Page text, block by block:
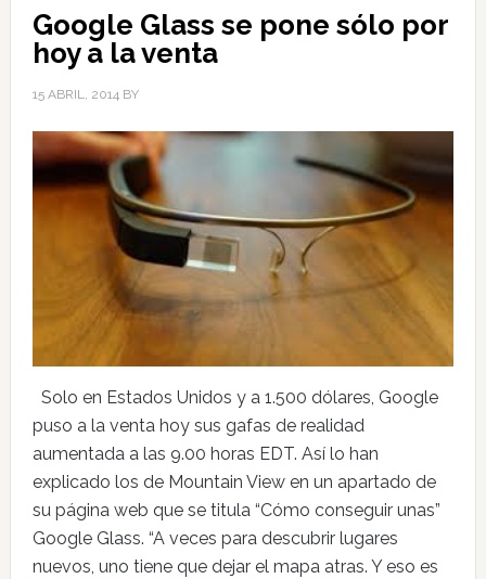
Google Glass se pone sólo por
hoy a la venta
15 ABRIL, 2014BY
Solo en Estados Unidos y a 1.500 dólares, Google
puso a la venta hoy sus gafas de realidad
aumentada a las 9.00 horas EDT. Así lo han
explicado los de Mountain View en un apartado de
su página web que se titula “Cómo conseguir unas”
Google Glass. “A veces para descubrir lugares
nuevos, uno tiene que dejar el mapa atras. Y eso es